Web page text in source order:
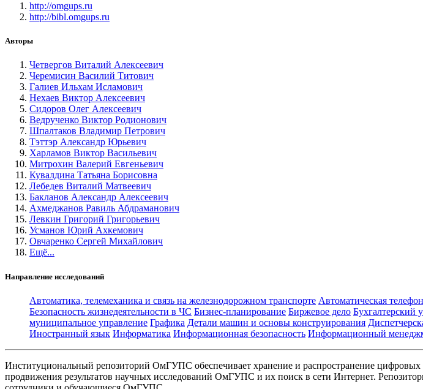
http://omgups.ru
http://bibl.omgups.ru
Авторы
Четвергов Виталий Алексеевич
Черемисин Василий Титович
Галиев Ильхам Исламович
Нехаев Виктор Алексеевич
Сидоров Олег Алексеевич
Ведрученко Виктор Родионович
Шпалтаков Владимир Петрович
Тэттэр Александр Юрьевич
Харламов Виктор Васильевич
Митрохин Валерий Евгеньевич
Кувалдина Татьяна Борисовна
Лебедев Виталий Матвеевич
Бакланов Александр Алексеевич
Ахмеджанов Равиль Абдраманович
Левкин Григорий Григорьевич
Усманов Юрий Ахкемович
Овчаренко Сергей Михайлович
Ещё...
Направление исследований
Автоматика, телемеханика и связь на железнодорожном транспорте Автоматическая
Безопасность жизнедеятельности в ЧС Бизнес-планирование Биржевое дело Бухгалтерский
муниципальное управление Графика Детали машин и основы конструирования
Иностранный язык Информатика Информационная безопасность Информационный
Институциональный репозиторий ОмГУПС обеспечивает хранение и распространение
продвижения результатов научных исследований ОмГУПС и их поиск в сети Интернет.